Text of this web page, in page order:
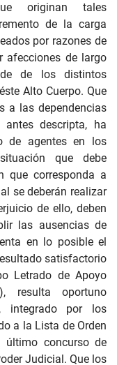
originan tales
de la carga
por razones de
afecciones de largo
de los distintos
Alto Cuerpo. Que
a las dependencias
descripta, ha
de agentes en los
que debe
que corresponda a
se deberán realizar
de ello, deben
las ausencias de
en lo posible el
satisfactorio
Letrado de Apoyo
resulta oportuno
integrado por los
a la Lista de Orden
último concurso de
Judicial. Que los